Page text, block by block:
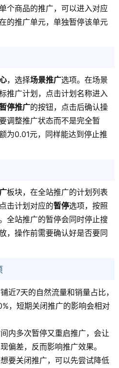
个商品的推广，可以进入对应
的推广单元，单独暂停该单元
，选择场景推广选项。在场景
推广计划，点击计划名称进入
停推广的按钮，点击后确认操
调整推广状态而不是完全暂
为0.01元，同样能达到停止推
板块，在全站推广的计划列表
击计划对应的暂停选项，按照
全站推广的暂停会同时停止搜
，操作前需要确认好是否要同
近7天的自然流量和销量占比，
，短期关闭推广的影响会相对
内多次暂停又重启推广，会让
偏差，反而影响推广效果。
要关闭推广，可以先尝试降低